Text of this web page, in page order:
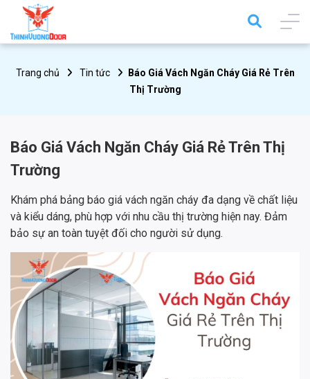
Trang chủ Tin tức
Báo Giá Vách Ngăn Cháy Giá Rẻ Trên
Thị Trường
Báo Giá Vách Ngăn Cháy Giá Rẻ Trên Thị
Trường
Khám phá bảng báo giá vách ngăn cháy đa dạng về chất liệu
và kiểu dáng, phù hợp với nhu cầu thị trường hiện nay. Đảm
bảo sự an toàn tuyệt đối cho người sử dụng.